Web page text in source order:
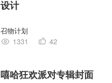
设计
召物计划
1331
42
嘻哈狂欢派对专辑封面